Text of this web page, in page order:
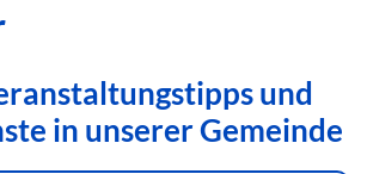
und
in unserer Gemeinde